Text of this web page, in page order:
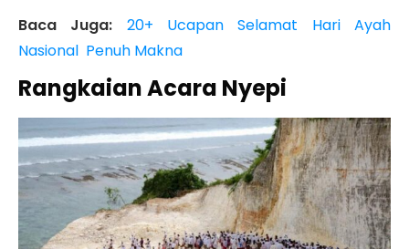
Baca Juga: 20+ Ucapan Selamat Hari Ayah
Nasional Penuh Makna
Rangkaian Acara Nyepi